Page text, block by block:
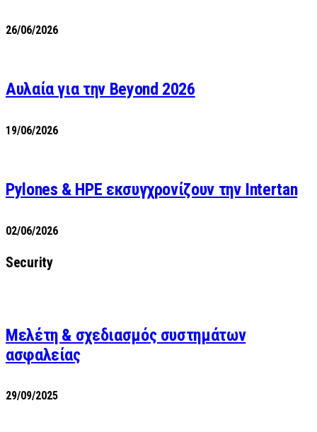
26/06/2026
Αυλαία για την Beyond 2026
19/06/2026
Pylones & HPE εκσυγχρονίζουν την Intertan
02/06/2026
Security
Μελέτη & σχεδιασμός συστημάτων
ασφαλείας
29/09/2025